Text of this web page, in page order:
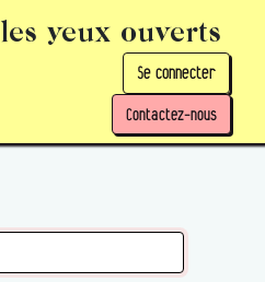
les yeux ouverts
Se connecter
Contactez-nous